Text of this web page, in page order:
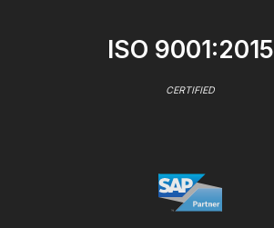
ISO 9001:2015
CERTIFIED